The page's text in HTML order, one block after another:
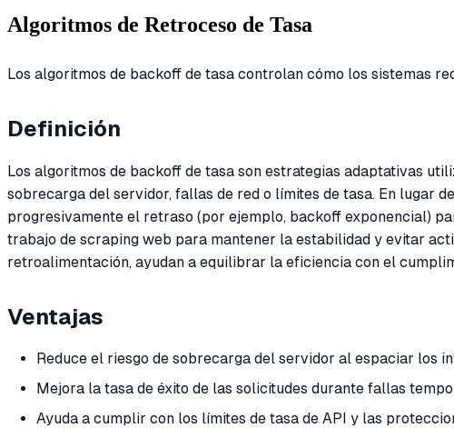
Algoritmos de Retroceso de Tasa
Los algoritmos de backoff de tasa controlan cómo los sistemas
Definición
Los algoritmos de backoff de tasa son estrategias adaptativas
sobrecarga del servidor, fallas de red o límites de tasa. En lugar
progresivamente el retraso (por ejemplo, backoff exponencial)
trabajo de scraping web para mantener la estabilidad y evitar
retroalimentación, ayudan a equilibrar la eficiencia con el
Ventajas
Reduce el riesgo de sobrecarga del servidor al espaciar los
Mejora la tasa de éxito de las solicitudes durante fallas
Ayuda a cumplir con los límites de tasa de API y las